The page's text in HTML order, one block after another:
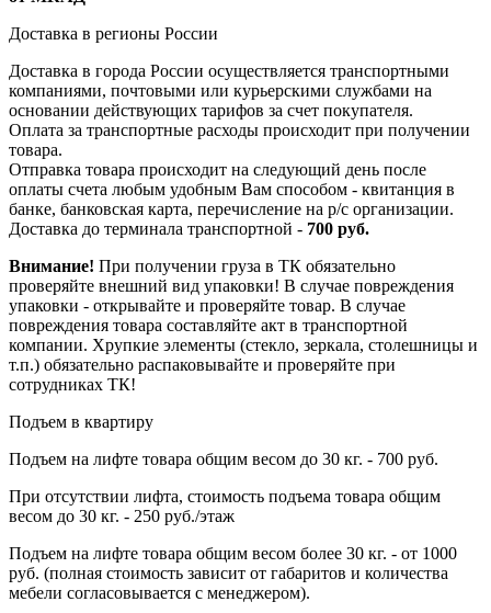
Доставка в регионы России
Доставка в города России осуществляется транспортными
компаниями, почтовыми или курьерскими службами на
основании действующих тарифов за счет покупателя.
Оплата за транспортные расходы происходит при получении
товара.
Отправка товара происходит на следующий день после
оплаты счета любым удобным Вам способом - квитанция в
банке, банковская карта, перечисление на р/с организации.
Доставка до терминала транспортной - 700 руб.
Внимание! При получении груза в ТК обязательно
проверяйте внешний вид упаковки! В случае повреждения
упаковки - открывайте и проверяйте товар. В случае
повреждения товара составляйте акт в транспортной
компании. Хрупкие элементы (стекло, зеркала, столешницы и
т.п.) обязательно распаковывайте и проверяйте при
сотрудниках ТК!
Подъем в квартиру
Подъем на лифте товара общим весом до 30 кг. - 700 руб.
При отсутствии лифта, стоимость подъема товара общим
весом до 30 кг. - 250 руб./этаж
Подъем на лифте товара общим весом более 30 кг. - от 1000
руб. (полная стоимость зависит от габаритов и количества
мебели согласовывается с менеджером).